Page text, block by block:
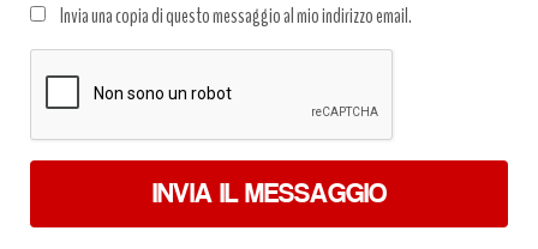
dati
*
Invia una copia di questo messaggio al mio indirizzo email.
INVIA IL MESSAGGIO